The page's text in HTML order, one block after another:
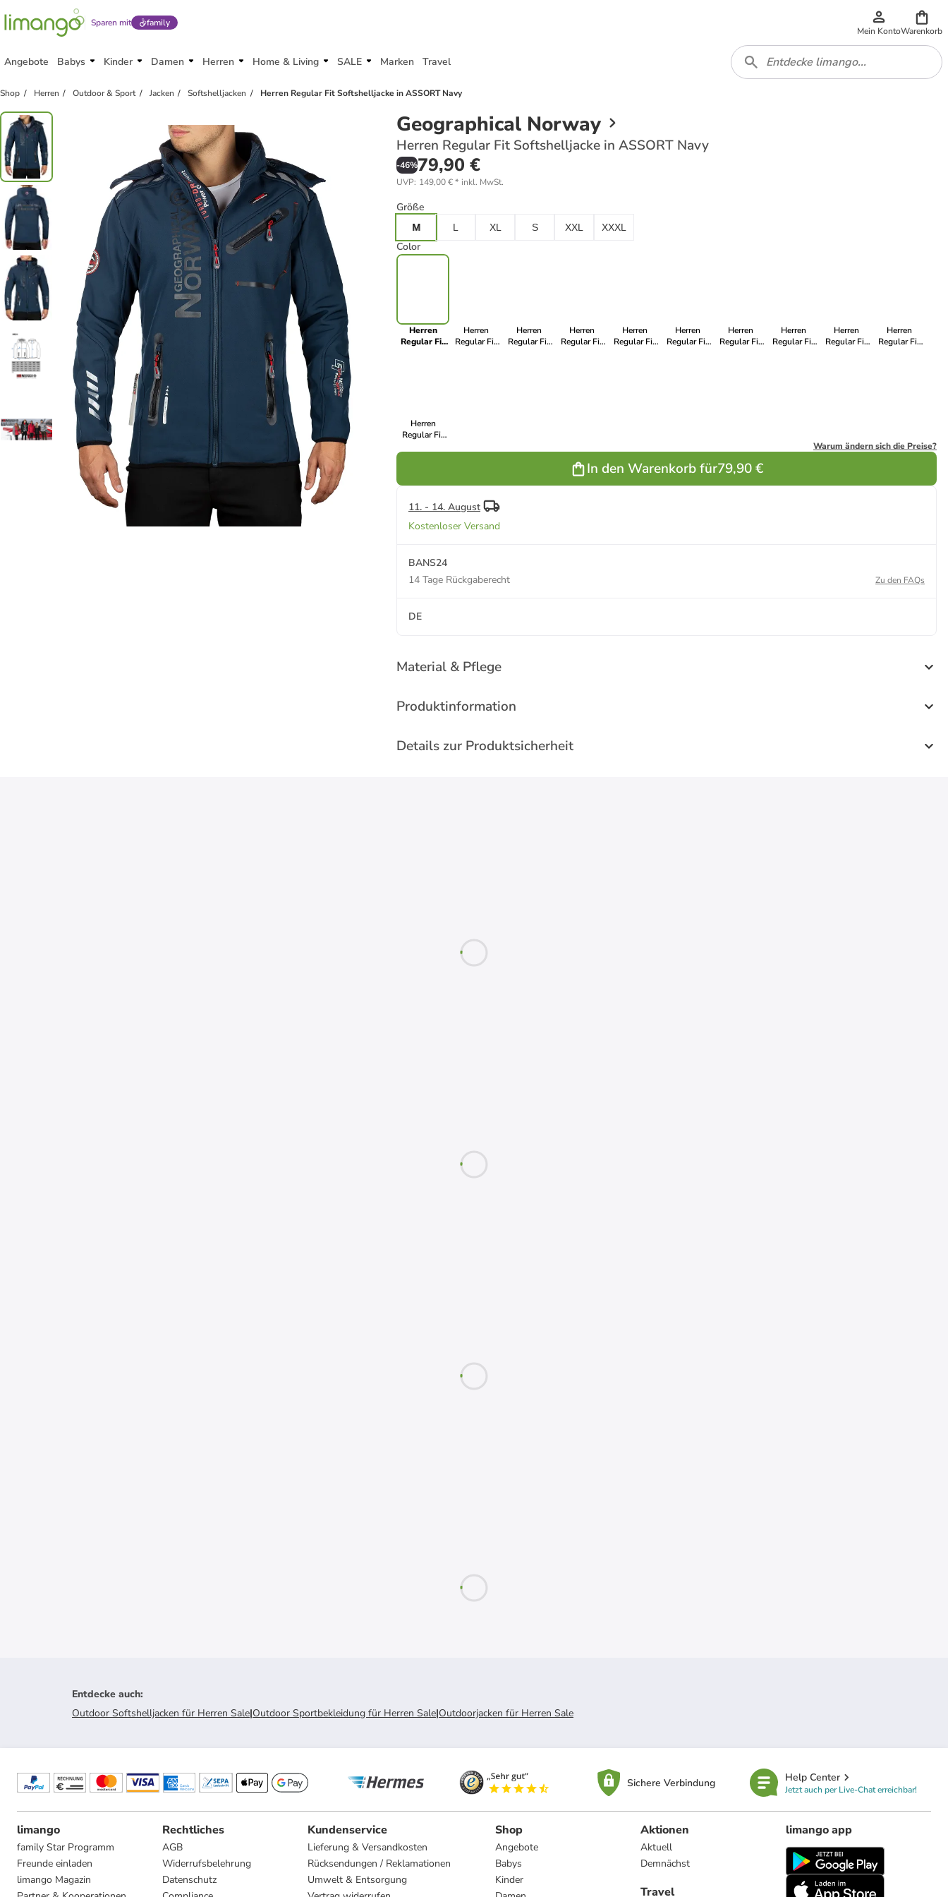
Sparen mit family
Mein KontoWarenkorb
Angebote Babys Kinder Damen Herren Home & Living SALE Marken Travel
Shop Herren Outdoor & Sport Jacken Softshelljacken Herren Regular Fit Softshelljacke in ASSORT Navy
Geographical Norway
Herren Regular Fit Softshelljacke in ASSORT Navy
-46%79,90 €
UVP: 149,00 €* inkl. MwSt.
Größe
M L XL S XXL XXXL
Color
Herren
Regular Fit
Herren
Regular Fit
Herren
Regular Fit
Herren
Regular Fit
Herren
Regular Fit
Herren
Regular Fit
Herren
Regular Fit
Herren
Regular Fit
Herren
Regular Fit
Herren
Regular Fit
Herren
Regular Fit
Warum ändern sich die Preise?
In den Warenkorb für79,90 €
11. - 14. August
Kostenloser Versand
BANS24
14 Tage Rückgaberecht
Zu den FAQs
DE
Material & Pflege
Produktinformation
Details zur Produktsicherheit
Entdecke auch:
Outdoor Softshelljacken für Herren Sale|Outdoor Sportbekleidung für Herren Sale|Outdoorjacken für Herren Sale
Sichere Verbindung Help Center
Jetzt auch per Live-Chat erreichbar!
limango
family Star Programm
Freunde einladen
limango Magazin
Rechtliches
AGB
Widerrufsbelehrung
Datenschutz
Kundenservice
Lieferung & Versandkosten
Rücksendungen / Reklamationen
Umwelt & Entsorgung
Shop
Angebote
Babys
Kinder
Aktionen
Aktuell
Demnächst
Travel
limango app